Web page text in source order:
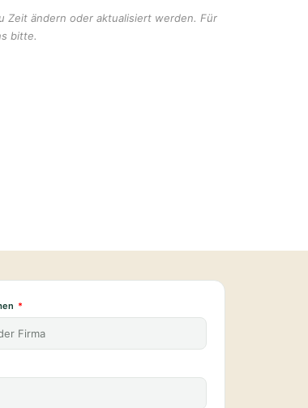
Zeit ändern oder aktualisiert werden. Für
bitte.